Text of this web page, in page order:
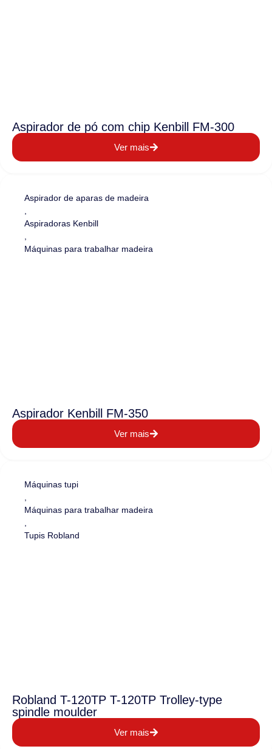
Aspirador de pó com chip Kenbill FM-300
Ver mais
Aspirador de aparas de madeira
Aspiradoras Kenbill
Máquinas para trabalhar madeira
Aspirador Kenbill FM-350
Ver mais
Máquinas tupi
Máquinas para trabalhar madeira
Tupis Robland
Robland T-120TP T-120TP Trolley-type
spindle moulder
Ver mais